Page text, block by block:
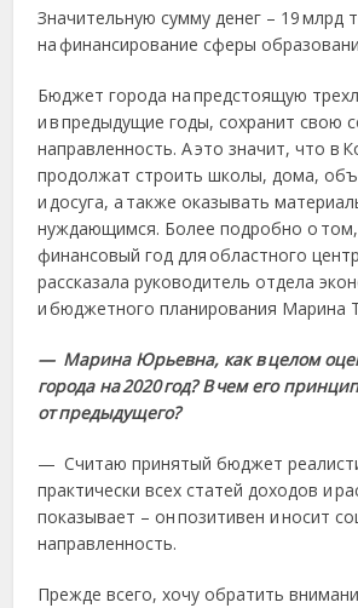
Значительную сумму денег – 19 млрд
на финансирование сферы
Бюджет города на предстоящую
и в предыдущие годы, сохранит свою
направленность. А это значит, что в
продолжат строить школы, дома,
и досуга, а также оказывать
нуждающимся. Более подробно о том,
финансовый год для областного
рассказала руководитель отдела
и бюджетного планирования Марина
— Марина Юрьевна, как в целом
города на 2020 год? В чем его
от предыдущего?
— Считаю принятый бюджет
практически всех статей доходов и
показывает – он позитивен и носит
направленность.
Прежде всего, хочу обратить